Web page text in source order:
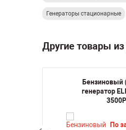
Генераторы стационарные
Другие товары
Бензиновый
генератор
По